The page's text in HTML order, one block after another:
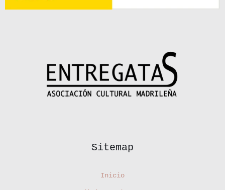
Sitemap
Inicio